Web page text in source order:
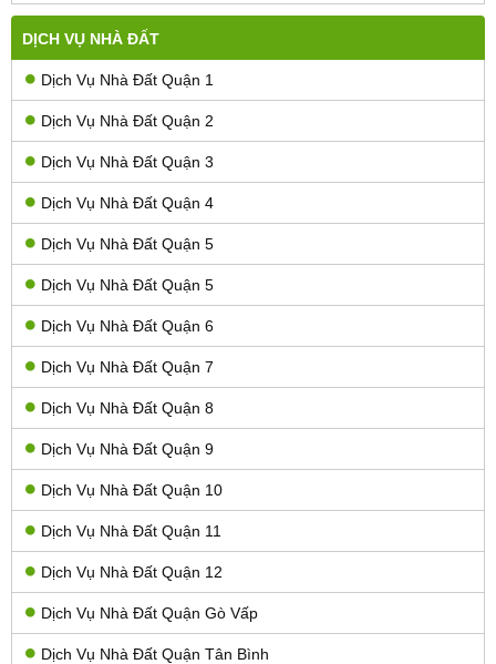
DỊCH VỤ NHÀ ĐẤT
Dịch Vụ Nhà Đất Quận 1
Dịch Vụ Nhà Đất Quận 2
Dịch Vụ Nhà Đất Quận 3
Dịch Vụ Nhà Đất Quận 4
Dịch Vụ Nhà Đất Quận 5
Dịch Vụ Nhà Đất Quận 5
Dịch Vụ Nhà Đất Quận 6
Dịch Vụ Nhà Đất Quận 7
Dịch Vụ Nhà Đất Quận 8
Dịch Vụ Nhà Đất Quận 9
Dịch Vụ Nhà Đất Quận 10
Dịch Vụ Nhà Đất Quận 11
Dịch Vụ Nhà Đất Quận 12
Dịch Vụ Nhà Đất Quận Gò Vấp
Dịch Vụ Nhà Đất Quận Tân Bình